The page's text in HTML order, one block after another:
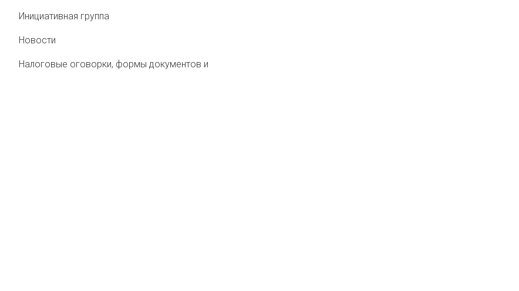
Инициативная группа
Новости
Налоговые оговорки, формы документов и